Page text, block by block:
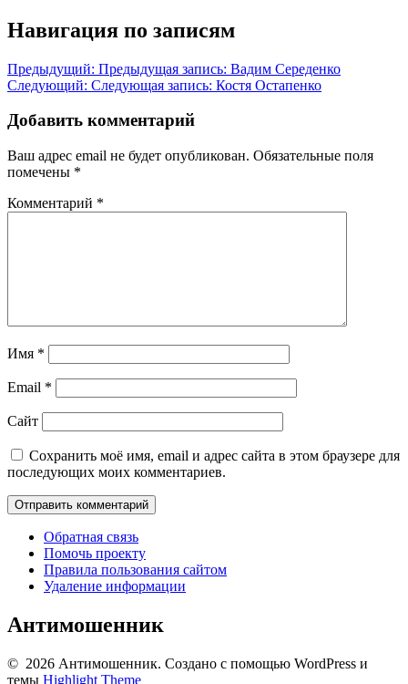
Навигация по записям
Предыдущий: Предыдущая запись: Вадим Середенко
Следующий: Следующая запись: Костя Остапенко
Добавить комментарий
Ваш адрес email не будет опубликован. Обязательные поля
помечены *
Комментарий *
Имя *
Email *
Сайт
Сохранить моё имя, email и адрес сайта в этом браузере для
последующих моих комментариев.
Обратная связь
Помочь проекту
Правила пользования сайтом
Удаление информации
Антимошенник
© 2026 Антимошенник. Создано с помощью WordPress и
темы Highlight Theme